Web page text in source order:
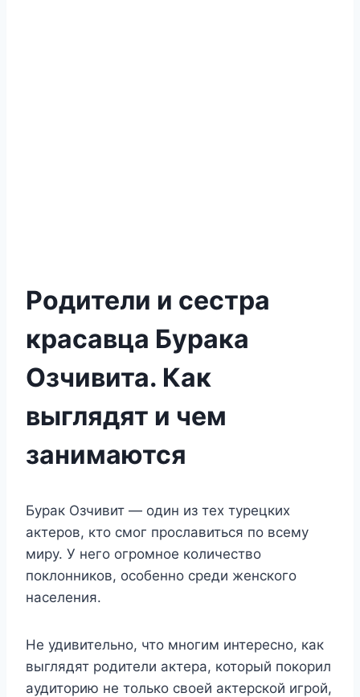
Родители и сестра
красавца Бурака
Озчивита. Как
выглядят и чем
занимаются
Бурак Озчивит — один из тех турецких
актеров, кто смог прославиться по всему
миру. У него огромное количество
поклонников, особенно среди женского
населения.
Не удивительно, что многим интересно, как
выглядят родители актера, который покорил
аудиторию не только своей актерской игрой,